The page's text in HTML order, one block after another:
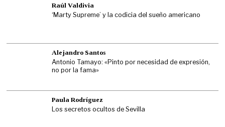
Raúl Valdivia
‘Marty Supreme’ y la codicia del sueño americano
Alejandro Santos
Antonio Tamayo: «Pinto por necesidad de expresión,
no por la fama»
Paula Rodríguez
Los secretos ocultos de Sevilla